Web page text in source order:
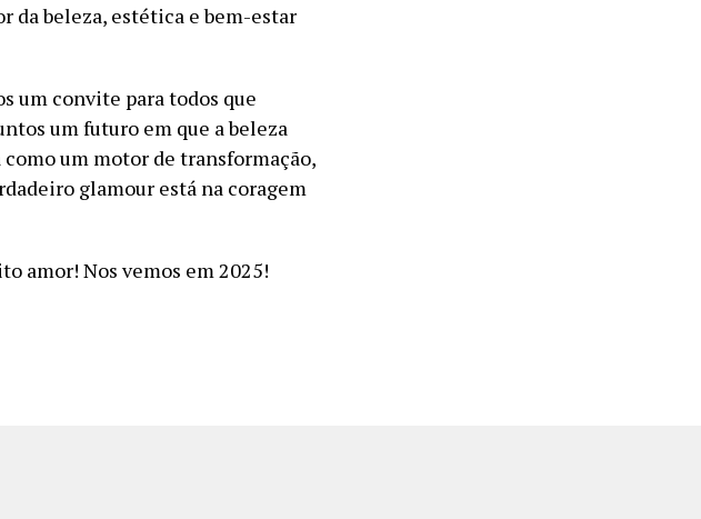
da beleza, estética e bem-estar
um convite para todos que
um futuro em que a beleza
um motor de transformação,
glamour está na coragem
amor! Nos vemos em 2025!